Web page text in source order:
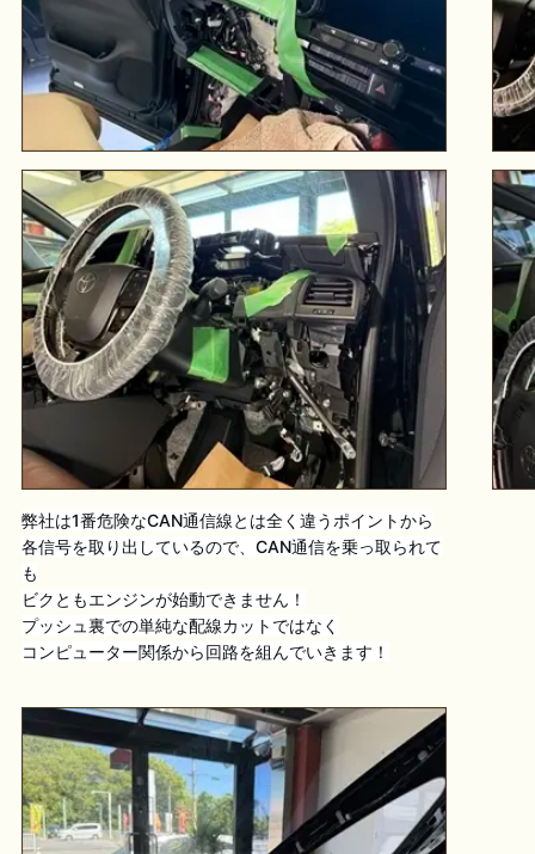
弊社は1番危険なCAN通信線とは全く違うポイントから
各信号を取り出しているので、CAN通信を乗っ取られて
も
ビクともエンジンが始動できません！
プッシュ裏での単純な配線カットではなく
コンピューター関係から回路を組んでいきます！